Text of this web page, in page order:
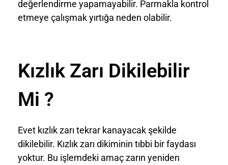
değerlendirme yapamayabilir. Parmakla kontrol
etmeye çalışmak yırtığa neden olabilir.
Kızlık Zarı Dikilebilir
Mi ?
Evet kızlık zarı tekrar kanayacak şekilde
dikilebilir. Kızlık zarı dikiminin tıbbi bir faydası
yoktur. Bu işlemdeki amaç zarın yeniden